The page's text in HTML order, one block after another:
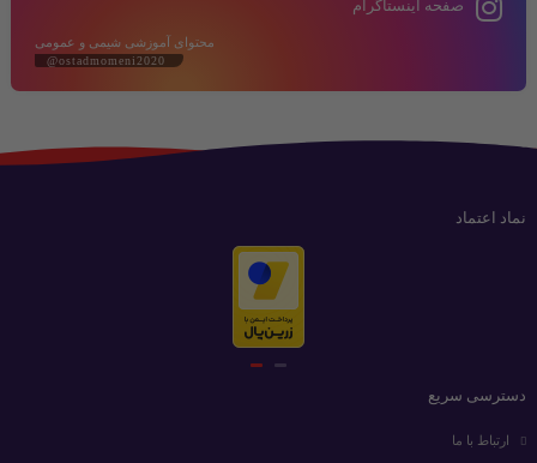
صفحه اینستاگرام
محتوای آموزشی شیمی و عمومی
@ostadmomeni2020
نماد اعتماد
دسترسی سریع
ارتباط با ما